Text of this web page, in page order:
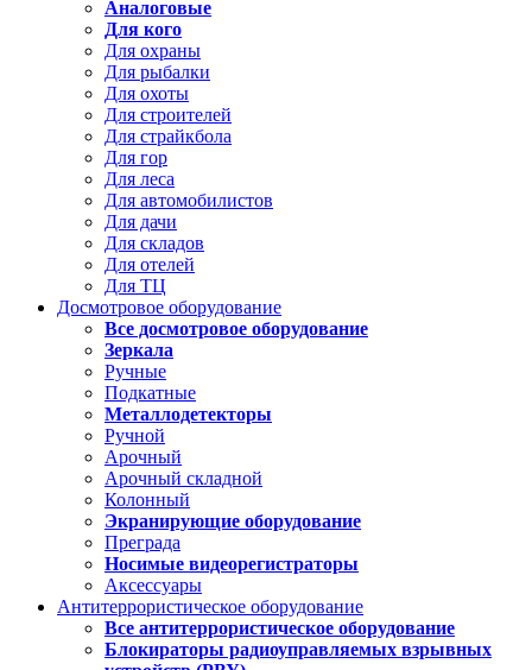
Аналоговые
Для кого
Для охраны
Для рыбалки
Для охоты
Для строителей
Для страйкбола
Для гор
Для леса
Для автомобилистов
Для дачи
Для складов
Для отелей
Для ТЦ
Досмотровое оборудование
Все досмотровое оборудование
Зеркала
Ручные
Подкатные
Металлодетекторы
Ручной
Арочный
Арочный складной
Колонный
Экранирующие оборудование
Преграда
Носимые видеорегистраторы
Аксессуары
Антитеррористическое оборудование
Все антитеррористическое оборудование
Блокираторы радиоуправляемых взрывных